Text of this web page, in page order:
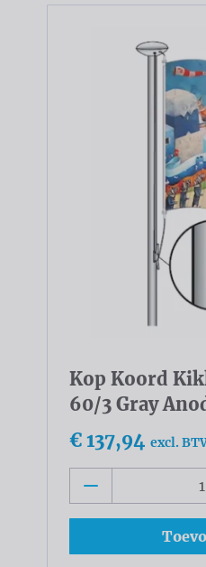
Kop Koord
60/3 Gray
€ 137,94 excl.